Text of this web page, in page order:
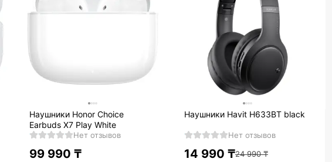
Наушники Honor Choice
Earbuds X7 Play White
Нет отзывов
99 990 ₸
Наушники Havit H633BT black
Нет отзывов
14 990 ₸24 990₸